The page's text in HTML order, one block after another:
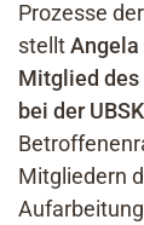
Prozesse
stelltAngela
Mitglied
bei der
Mitgliedern